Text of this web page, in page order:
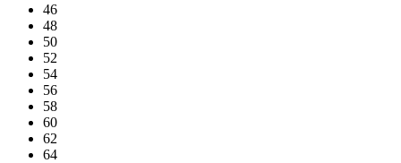
46
48
50
52
54
56
58
60
62
64